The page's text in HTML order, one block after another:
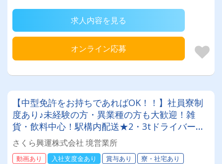
求人内容を見る
オンライン応募
【中型免許をお持ちであればOK！！】社員寮制
度あり♪未経験の方・異業種の方も大歓迎！雑
貨・飲料中心！駅構内配送★2・3tドライバーさ
んを募集します！【20代から60代まで活躍中で
す♪】
さくら興運株式会社 境営業所
動画あり 入社支度金あり 賞与あり
寮・社宅あり